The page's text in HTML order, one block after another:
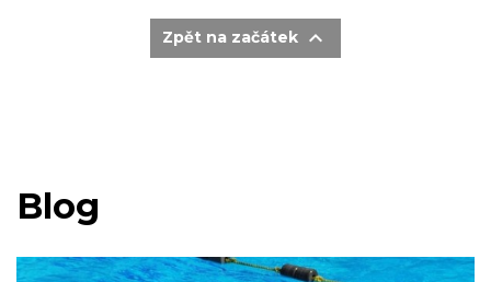
Zpět na začátek 
Blog